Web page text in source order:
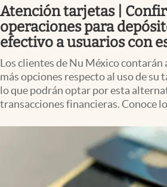
Pc y celular
Vida y estilo
Tv
Clima
Atención tarjetas |
operaciones para
efectivo a usuarios con
Los clientes de Nu México contarán
más opciones respecto al uso de su
lo que podrán optar por esta
transacciones financieras. Conoce